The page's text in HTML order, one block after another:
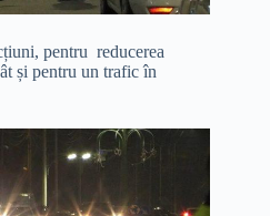
pentru reducerea
și pentru un trafic în